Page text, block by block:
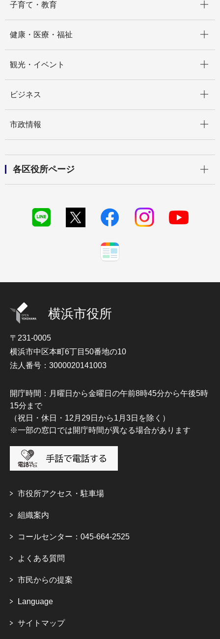
子育て・教育
健康・医療・福祉
観光・イベント
ビジネス
市政情報
各区役所ページ
横浜市役所
〒231-0005
横浜市中区本町6丁目50番地の10
法人番号：3000020141003
開庁時間：月曜日から金曜日の午前8時45分から午後5時
15分まで
（祝日・休日・12月29日から1月3日を除く）
※一部の窓口では開庁時間が異なる場合があります
市役所アクセス・駐車場
組織案内
コールセンター：045-664-2525
よくある質問
市民からの提案
Language
サイトマップ